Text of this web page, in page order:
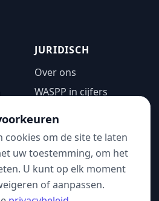
JURIDISCH
Over ons
WASPP in cijfers
Privacybeleid
Gebruiksvoorwaarden
cookies om de site te laten
uw toestemming, om het
U kunt op elk moment
of aanpassen.